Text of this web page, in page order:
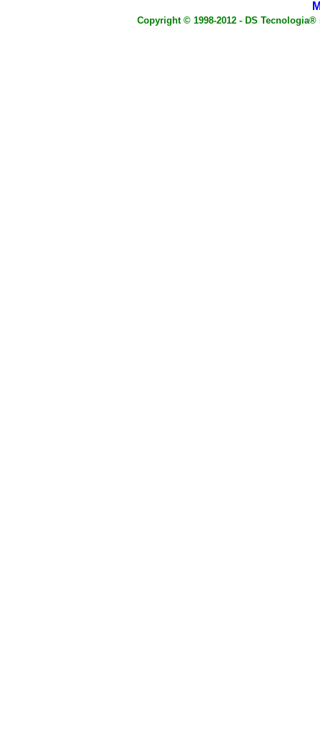
Copyright © 1998-2012 - DS Tecnologia®